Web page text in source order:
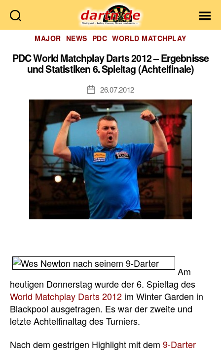
Dartn.de
Kategorien
MAJOR NEWS PDC WORLD MATCHPLAY
PDC World Matchplay Darts 2012 – Ergebnisse
und Statistiken 6. Spieltag (Achtelfinale)
Veröffentlichungsdatum
26.07.2012
Am
heutigen Donnerstag wurde der 6. Spieltag des
World Matchplay Darts 2012 im Winter Garden in
Blackpool ausgetragen. Es war der zweite und
letzte Achtelfinaltag des Turniers.
Nach dem gestrigen Highlight mit dem 9-Darter